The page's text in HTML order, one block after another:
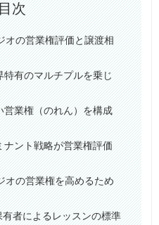
目次
オの営業権評価と譲渡相
有のマルチプルを乗じ
営業権（のれん）を構成
ント戦略が営業権評価
オの営業権を高めるため
者によるレッスンの標準